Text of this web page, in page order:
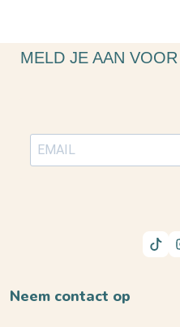
MELD JE AAN
Neem contact op